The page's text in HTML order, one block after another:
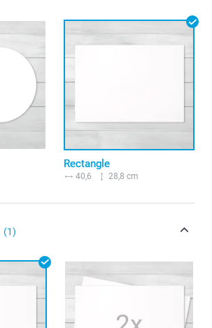
Rectangle
40,6 28,8 cm
(1)